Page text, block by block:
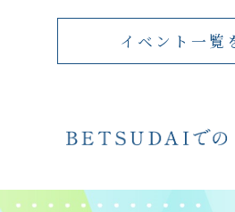
イベント一覧